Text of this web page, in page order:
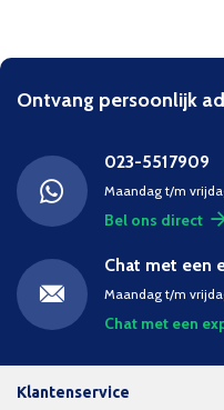
Ontvang persoonlijk
023-5517909
Maandag t/m
Bel ons direct
Chat met een
Maandag t/m
Chat met een
Klantenservice